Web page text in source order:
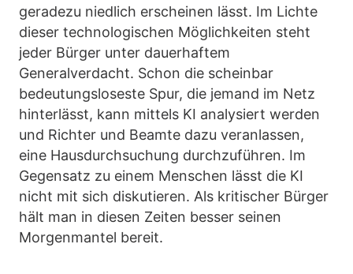
geradezu niedlich erscheinen lässt. Im Lichte
dieser technologischen Möglichkeiten steht
jeder Bürger unter dauerhaftem
Generalverdacht. Schon die scheinbar
bedeutungsloseste Spur, die jemand im Netz
hinterlässt, kann mittels KI analysiert werden
und Richter und Beamte dazu veranlassen,
eine Hausdurchsuchung durchzuführen. Im
Gegensatz zu einem Menschen lässt die KI
nicht mit sich diskutieren. Als kritischer Bürger
hält man in diesen Zeiten besser seinen
Morgenmantel bereit.